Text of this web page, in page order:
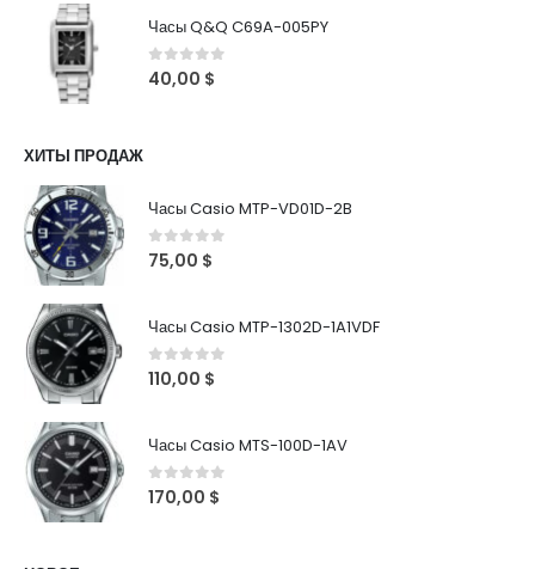
Часы Q&Q C69A-005PY
0 out of 5
40,00 $
ХИТЫ ПРОДАЖ
Часы Casio MTP-VD01D-2B
0out of 5
75,00 $
Часы Casio MTP-1302D-1A1VDF
0out of 5
110,00 $
Часы Casio MTS-100D-1AV
0out of 5
170,00 $